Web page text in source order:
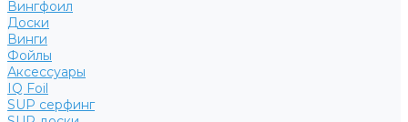
Вингфоил
Доски
Винги
Фойлы
Аксессуары
IQ Foil
SUP серфинг